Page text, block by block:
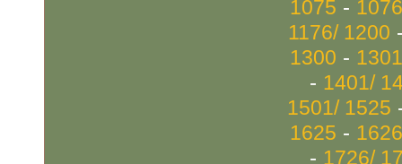
1075 -
1176/ 1200
1300 -
- 1401/
1501/ 1525
1625 -
- 1726/